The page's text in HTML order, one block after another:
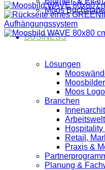
Moos
BUSINESS
Lösungen
Moosbilder
Moos Logo
Branchen
Retail,
Praxis &
Planung &